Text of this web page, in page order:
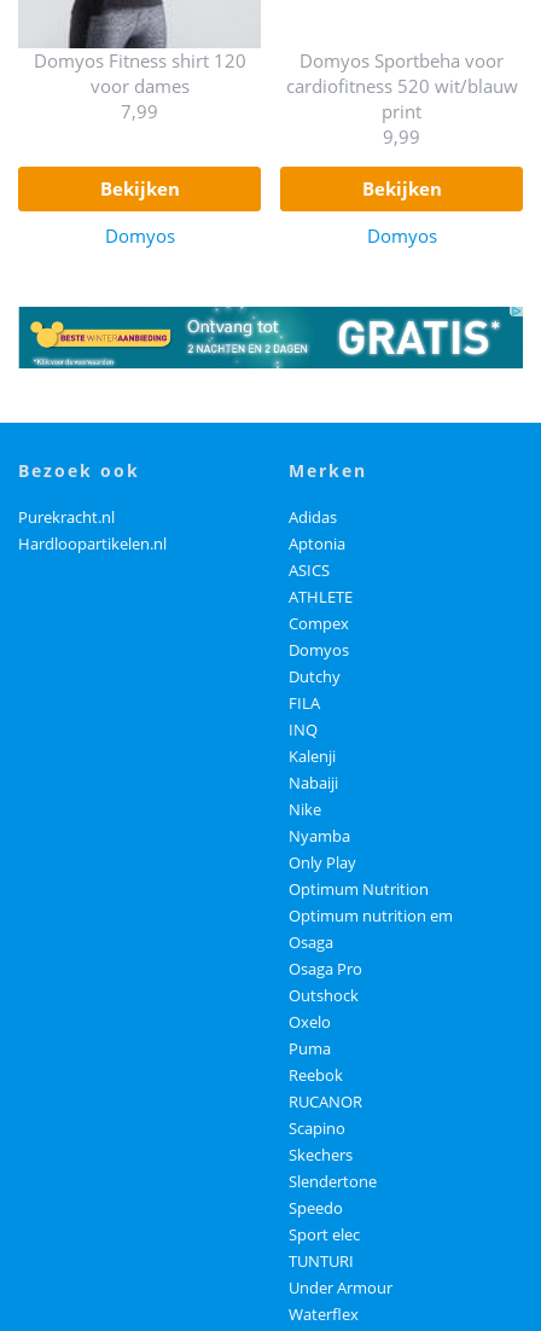
Domyos Fitness shirt 120
voor dames
7,99
bekijken
Domyos
Domyos Sportbeha voor
cardiofitness 520 wit/blauw
print
9,99
bekijken
Domyos
bezoek ook
Purekracht.nl
Hardloopartikelen.nl
merken
Adidas
Aptonia
ASICS
ATHLETE
Compex
Domyos
Dutchy
FILA
INQ
Kalenji
Nabaiji
Nike
Nyamba
Only Play
Optimum Nutrition
Optimum nutrition em
Osaga
Osaga Pro
Outshock
Oxelo
Puma
Reebok
RUCANOR
Scapino
Skechers
Slendertone
Speedo
Sport elec
TUNTURI
Under Armour
Waterflex